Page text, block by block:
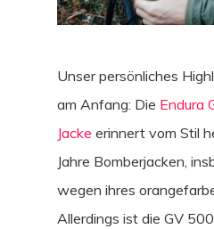
Unser persönliches
am Anfang: Die Endura
Jacke erinnert vom Stil
Jahre Bomberjacken,
wegen ihres
Allerdings ist die GV